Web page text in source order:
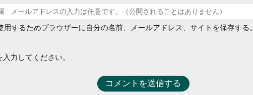
用するためブラウザーに自分の名前、メールアドレス、サイトを保存する。
力してください。